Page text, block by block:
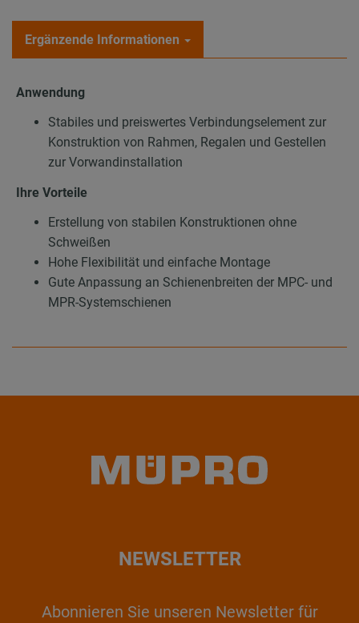
Ergänzende Informationen
Anwendung
Stabiles und preiswertes Verbindungselement zur
Konstruktion von Rahmen, Regalen und Gestellen
zur Vorwandinstallation
Ihre Vorteile
Erstellung von stabilen Konstruktionen ohne
Schweißen
Hohe Flexibilität und einfache Montage
Gute Anpassung an Schienenbreiten der MPC- und
MPR-Systemschienen
NEWSLETTER
Abonnieren Sie unseren Newsletter für